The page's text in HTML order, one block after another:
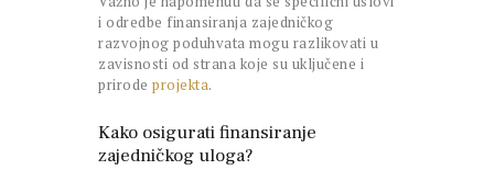
i odredbe finansiranja zajedničkog
razvojnog poduhvata mogu razlikovati u
zavisnosti od strana koje su uključene i
prirode projekta.
Kako osigurati finansiranje
zajedničkog uloga?